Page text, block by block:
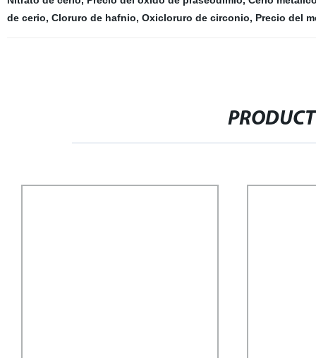
de cerio, Cloruro de hafnio, Oxicloruro de circonio, Precio del